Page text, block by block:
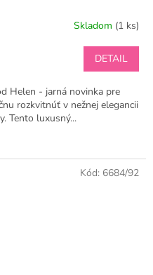
Skladom (1 ks)
DETAIL
Helen - jarná novinka pre
rozkvitnúť v nežnej elegancii
Tento luxusný...
Kód: 6684/92